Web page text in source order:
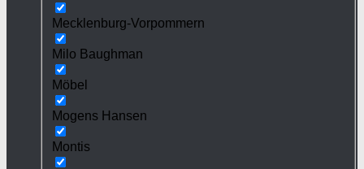
Mecklenburg-Vorpommern
Milo Baughman
Möbel
Mogens Hansen
Montis